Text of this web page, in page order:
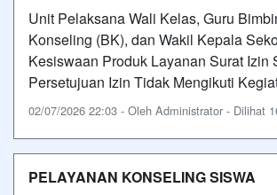
Unit Pelaksana Wali Kelas, Guru
Konseling (BK), dan Wakil Kepala
Kesiswaan Produk Layanan Surat Izin
Persetujuan Izin Tidak Mengikuti
02/07/2026 22:03 - Oleh Administrator - Dilihat
PELAYANAN KONSELING SISWA